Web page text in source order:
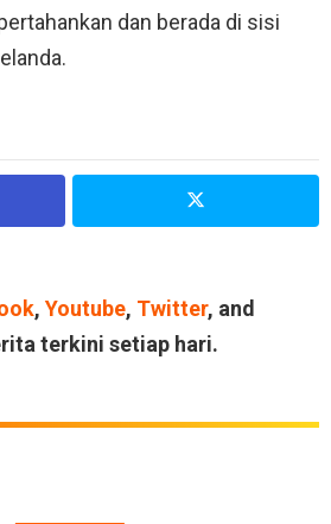
dan berada di sisi
, Youtube, Twitter, and
terkini setiap hari.